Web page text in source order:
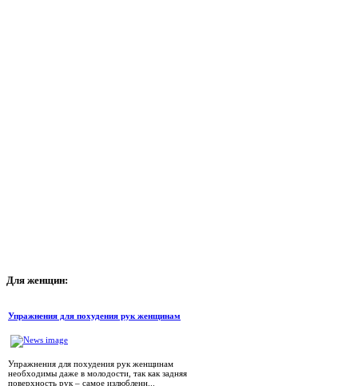
Для женщин:
Упражнения для похудения рук женщинам
Упражнения для похудения рук женщинам
необходимы даже в молодости, так как задняя
поверхность рук – самое излюбленн...